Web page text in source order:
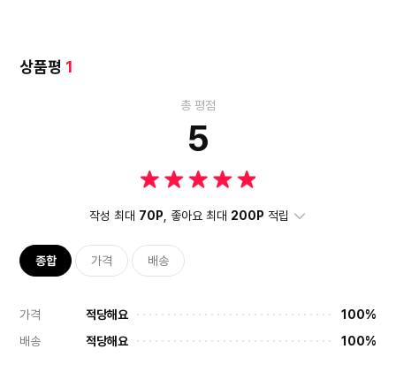
상품평 1
총 평점
5
작성 최대 70P , 좋아요 최대 200P 적립
종합 가격 배송
가격 적당해요
100%
배송
적당해요 100%